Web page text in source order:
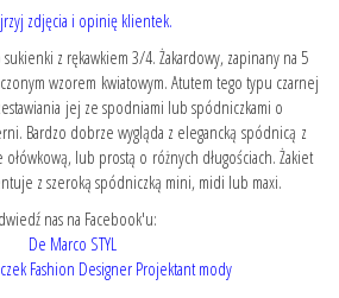
zdjęcia i opinię klientek.
z rękawkiem 3/4. Żakardowy, zapinany na 5
wzorem kwiatowym. Atutem tego typu czarnej
jej ze spodniami lub spódniczkami o
Bardzo dobrze wygląda z elegancką spódnicą z
lub prostą o różnych długościach. Żakiet
z szeroką spódniczką mini, midi lub maxi.
nas na Facebook'u:
De Marco STYL
Fashion Designer Projektant mody